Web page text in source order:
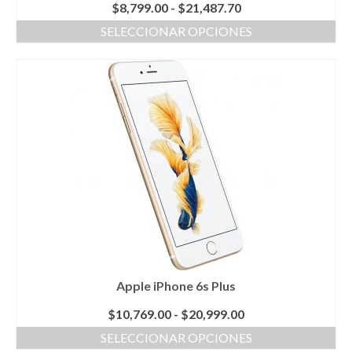
$8,799.00 - $21,487.70Rango
de
precios:
SELECCIONAR OPCIONES
tiene
múltiples
variantes.
Las
opciones
se
pueden
elegir
en
la
página
de
producto
Apple iPhone 6s Plus
$10,769.00 - $20,999.00Rango
de
precios:
SELECCIONAR OPCIONES